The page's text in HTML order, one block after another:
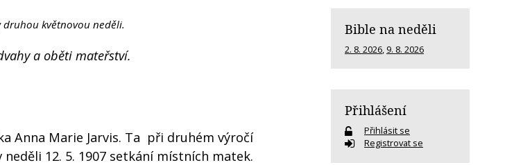
druhou květnovou neděli.
a oběti mateřství.
Anna Marie Jarvis. Ta při druhém výročí
12. 5. 1907 setkání místních matek.
Bible na neděli
2. 8. 2026, 9. 8. 2026
Přihlášení
Přihlásit se
Registrovat se